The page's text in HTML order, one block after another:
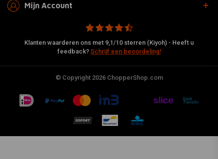
Mijn Account
Klanten waarderen ons met 9,1/10 sterren (Kiyoh) - Heeft u
feedback? Schrijf een beoordeling!
© Copyright 2026 ChopperShop.com